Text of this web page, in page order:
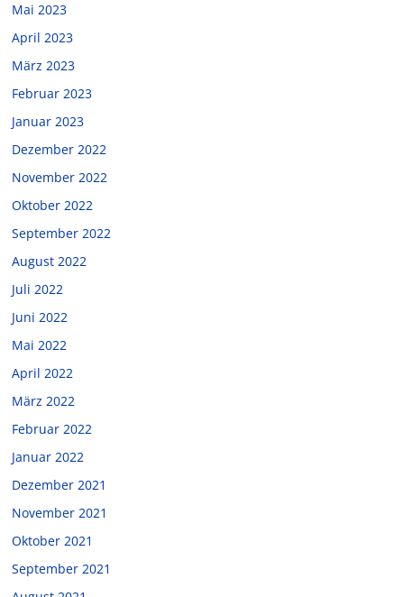
Mai 2023
April 2023
März 2023
Februar 2023
Januar 2023
Dezember 2022
November 2022
Oktober 2022
September 2022
August 2022
Juli 2022
Juni 2022
Mai 2022
April 2022
März 2022
Februar 2022
Januar 2022
Dezember 2021
November 2021
Oktober 2021
September 2021